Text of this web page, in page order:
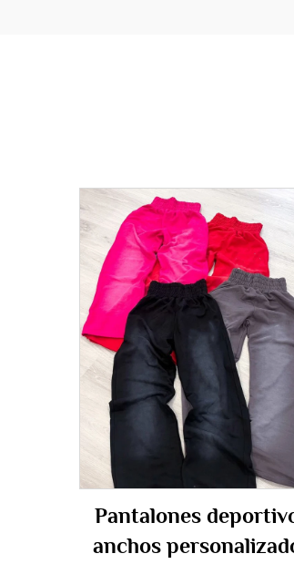
Pantalones
anchos